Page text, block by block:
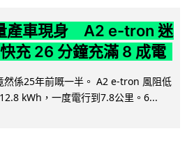
產車現身 A2 e-tron 迷
充 26 分鐘充滿 8 成電
係25年前嘅一半。 A2 e-tron 風阻低
kWh，一度電行到7.8公里。6...